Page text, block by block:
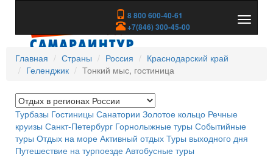
8 800 600-40-61
+7(846) 300-45-00
скрыть
Главная
Страны Россия
Краснодарский край
Геленджик
Тонкий мыс, гостиница
Турбазы Гостиницы Санатории Золотое кольцо Речные
круизы Санкт-Петербург Горнолыжные туры Событийные
туры Отдых на море Активный отдых Туры выходного дня
Путешествие на турпоезде Автобусные туры